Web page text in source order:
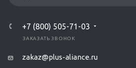
+7 (800) 505-71-03
ЗАКАЗАТЬ ЗВОНОК
zakaz@plus-aliance.ru